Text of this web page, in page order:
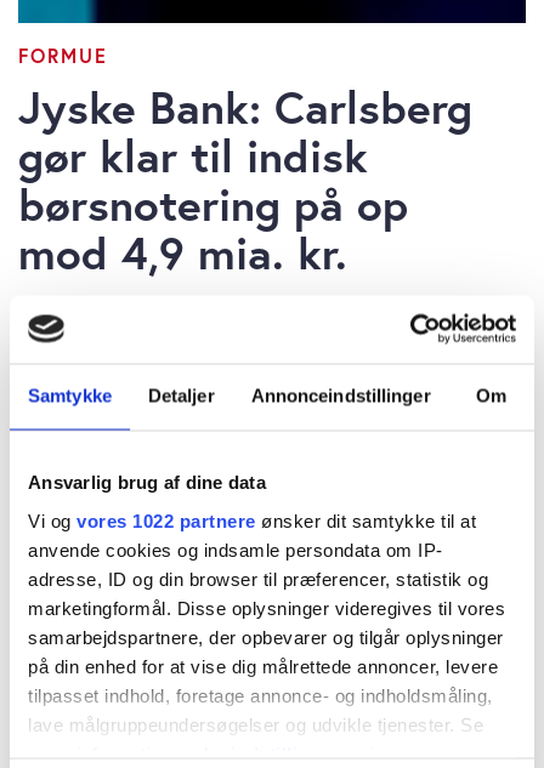
Samtykke Detaljer Annonceindstillinger Om
Ansvarlig brug af dine data
Vi og vores 1022 partnere ønsker dit samtykke til at
anvende cookies og indsamle persondata om IP-
adresse, ID og din browser til præferencer, statistik og
marketingformål. Disse oplysninger videregives til vores
samarbejdspartnere, der opbevarer og tilgår oplysninger
på din enhed for at vise dig målrettede annoncer, levere
tilpasset indhold, foretage annonce- og indholdsmåling,
lave målgruppeundersøgelser og udvikle tjenester. Se
FORMUE
Jyske Bank: Carlsberg
gør klar til indisk
børsnotering på op
mod 4,9 mia. kr.
Carlsbergs indiske eventyr, hvor de i det seneste
årti har overgået markedsvæksten ganske
markant, har i årevis været indhyllet i
spekulationer om en mulig børsnotering. Flere
medier melder imidlertid, at Carlsberg nu er ved